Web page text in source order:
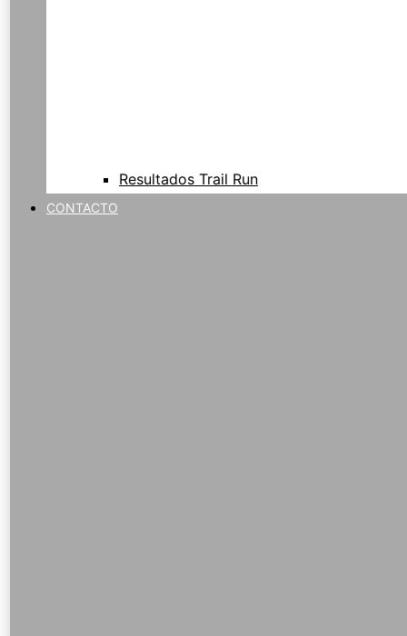
Resultados Trail Run
CONTACTO